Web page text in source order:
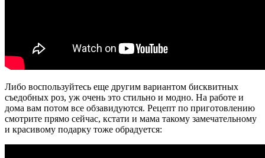
Либо воспользуйтесь еще другим вариантом бисквитных
съедобных роз, уж очень это стильно и модно. На работе и
дома вам потом все обзавидуются. Рецепт по приготовлению
смотрите прямо сейчас, кстати и мама такому замечательному
и красивому подарку тоже обрадуется: